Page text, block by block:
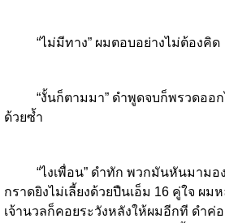
“ไม่มีทาง” ผมตอบอย่างไม่ต้องคิด
“งั้นก็ตามมา” ดำพูดจบก็พรวดออกไ
ด้วยซ้ำ
“ไงเพื่อน” ดำทัก พวกมันหันมามอง
กราดยิงไม่เลี้ยงด้วยปืนเอ็ม 16 คู่ใจ ผ
เจ้านวลก็คอยระวังหลังให้ผมอีกที ดำค่